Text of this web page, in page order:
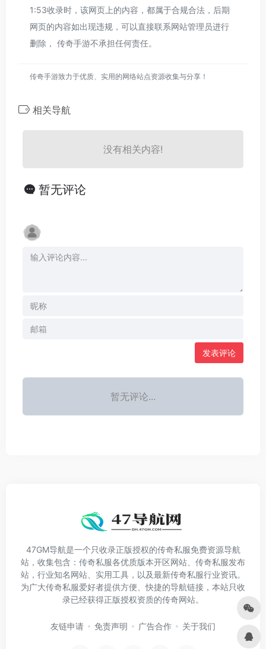
1:53收录时，该网页上的内容，都属于合规合法，后期
网页的内容如出现违规，可以直接联系网站管理员进行
删除， 传奇手游不承担任何责任。
传奇手游致力于优质、实用的网络站点资源收集与分享！
相关导航
没有相关内容!
暂无评论
发表评论
暂无评论...
47GM导航是一个只收录正版授权的传奇私服免费资源导航
站，收集包含：传奇私服各优质版本开区网站、传奇私服发布
站，行业知名网站、实用工具，以及最新传奇私服行业资讯。
为广大传奇私服爱好者提供方便、快捷的导航链接，本站只收
录已经获得正版授权资质的传奇网站。
友链申请 免责声明 广告合作 关于我们